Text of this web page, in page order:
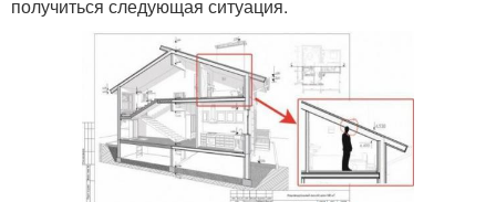
получиться следующая ситуация.